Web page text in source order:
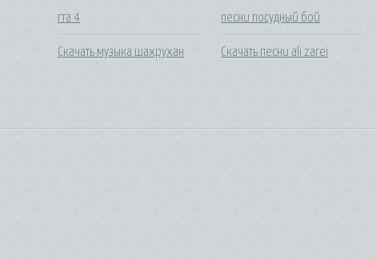
гта 4
Скачать музыка шахрухан
песни посудный бой
Скачать песни ali zarei